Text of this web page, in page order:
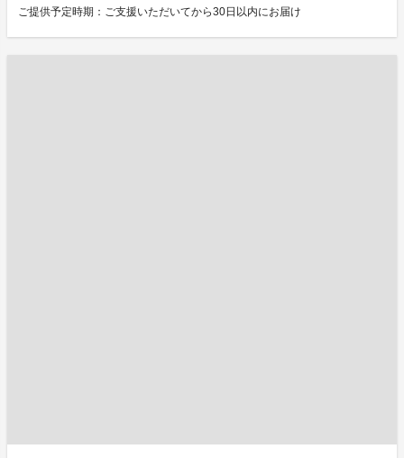
ご提供予定時期：ご支援いただいてから30日以内にお届け